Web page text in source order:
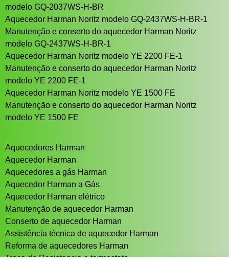
modelo GQ-2037WS-H-BR
Aquecedor Harman Noritz modelo GQ-2437WS-H-BR-1
Manutenção e conserto do aquecedor Harman Noritz
modelo GQ-2437WS-H-BR-1
Aquecedor Harman Noritz modelo YE 2200 FE-1
Manutenção e conserto do aquecedor Harman Noritz
modelo YE 2200 FE-1
Aquecedor Harman Noritz modelo YE 1500 FE
Manutenção e conserto do aquecedor Harman Noritz
modelo YE 1500 FE
Aquecedores Harman
Aquecedor Harman
Aquecedores a gás Harman
Aquecedor Harman a Gás
Aquecedor Harman elétrico
Manutenção de aquecedor Harman
Conserto de aquecedor Harman
Assistência técnica de aquecedor Harman
Reforma de aquecedores Harman
Troca de Resistencia e termostato